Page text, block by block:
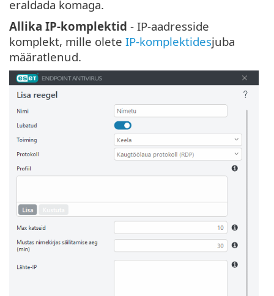
eraldada komaga.
Allika IP-komplektid - IP-aadresside
komplekt, mille olete IP-komplektidesjuba
määratlenud.